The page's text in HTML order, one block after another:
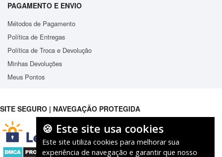
PAGAMENTO E ENVIO
Métodos de Pagamento
Política de Entregas
Política de Troca e Devolução
Minhas Devoluções
Meus Pontos
SITE SEGURO | NAVEGAÇÃO PROTEGIDA
🍪 Este site usa cookies
Este site utiliza cookies para melhorar sua
experiência de navegação e garantir que nosso